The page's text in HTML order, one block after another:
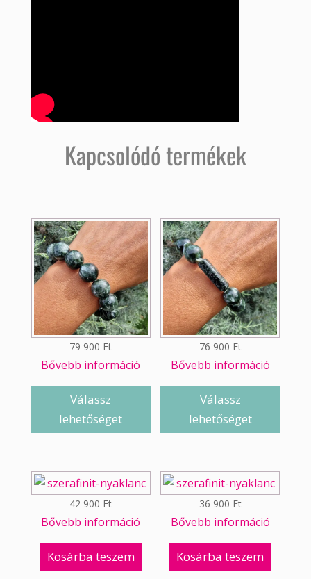
Kapcsolódó termékek
79 900 Ft
Bővebb információ
Válassz
lehetőséget
76 900 Ft
Bővebb információ
Válassz
lehetőséget
42 900 Ft
Bővebb információ
Kosárba teszem
36 900 Ft
Bővebb információ
Kosárba teszem